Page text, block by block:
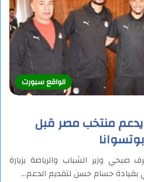
الواقع سبورت
يدعم منتخب مصر قبل
وزير الشباب والرياضة بزيارة
بقيادة حسام حسن لتقديم الدعم…